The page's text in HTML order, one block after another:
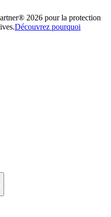
2026 pour la protection
Découvrez pourquoi